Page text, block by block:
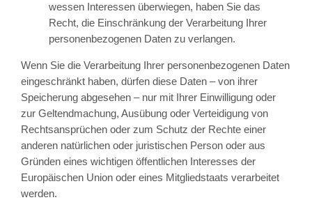
wessen Interessen überwiegen, haben Sie das
Recht, die Einschränkung der Verarbeitung Ihrer
personenbezogenen Daten zu verlangen.
Wenn Sie die Verarbeitung Ihrer personenbezogenen Daten
eingeschränkt haben, dürfen diese Daten – von ihrer
Speicherung abgesehen – nur mit Ihrer Einwilligung oder
zur Geltendmachung, Ausübung oder Verteidigung von
Rechtsansprüchen oder zum Schutz der Rechte einer
anderen natürlichen oder juristischen Person oder aus
Gründen eines wichtigen öffentlichen Interesses der
Europäischen Union oder eines Mitgliedstaats verarbeitet
werden.